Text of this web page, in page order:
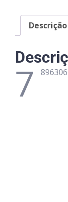
Descrição
7